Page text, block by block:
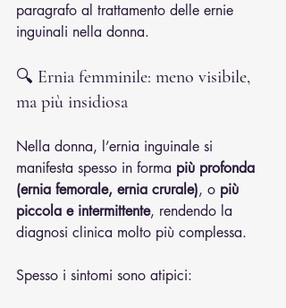
paragrafo al trattamento delle ernie
inguinali nella donna.
🔍 Ernia femminile: meno visibile,
ma più insidiosa
Nella donna, l’ernia inguinale si
manifesta spesso in forma più profonda
(ernia femorale, ernia crurale), o più
piccola e intermittente, rendendo la
diagnosi clinica molto più complessa.
Spesso i sintomi sono atipici: